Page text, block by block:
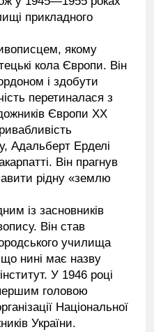
прикладного
якому
кола Європи. Він
і здобути
перетиналася з
Європи XX
Адальберт Ерделі
Він прагнув
рідну «землю
із засновників
Він став
училища
нині має назву
У 1946 році
головою
Національної
України.